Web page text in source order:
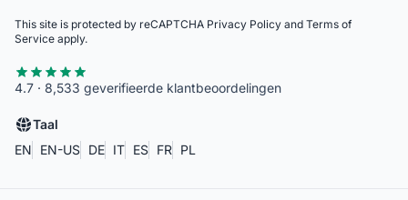
This site is protected by reCAPTCHA Privacy Policy and Terms of
Service apply.
4.7 · 8,533 geverifieerde klantbeoordelingen
Taal
EN
EN-US DE IT ES FR PL